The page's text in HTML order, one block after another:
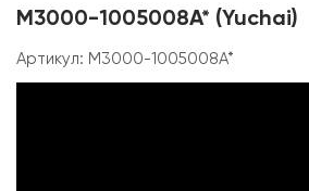
M3000-1005008A* (Yuchai)
Артикул: M3000-1005008A*